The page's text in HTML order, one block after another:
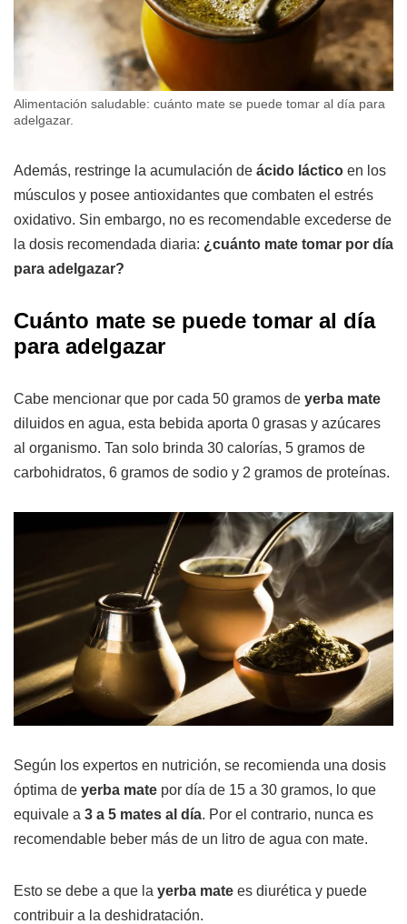
Alimentación saludable: cuánto mate se puede tomar al día para
adelgazar.
Además, restringe la acumulación de ácido láctico en los
músculos y posee antioxidantes que combaten el estrés
oxidativo. Sin embargo, no es recomendable excederse de
la dosis recomendada diaria: ¿cuánto mate tomar por día
para adelgazar?
Cuánto mate se puede tomar al día
para adelgazar
Cabe mencionar que por cada 50 gramos de yerba mate
diluidos en agua, esta bebida aporta 0 grasas y azúcares
al organismo. Tan solo brinda 30 calorías, 5 gramos de
carbohidratos, 6 gramos de sodio y 2 gramos de proteínas.
Según los expertos en nutrición, se recomienda una dosis
óptima de yerba mate por día de 15 a 30 gramos, lo que
equivale a 3 a 5 mates al día. Por el contrario, nunca es
recomendable beber más de un litro de agua con mate.
Esto se debe a que la yerba mate es diurética y puede
contribuir a la deshidratación.